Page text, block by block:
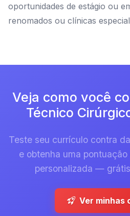
oportunidades de estágio ou
renomados ou clínicas
Veja como você
Técnico
Teste seu currículo contra
e obtenha uma
personalizada —
Ver minhas